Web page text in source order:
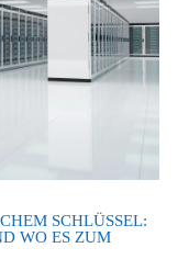
SCHLÜSSEL:
WO ES ZUM